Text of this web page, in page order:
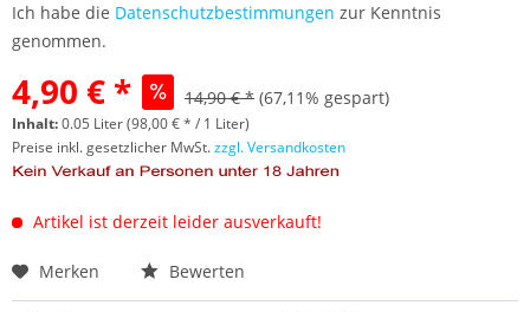
Ich habe die Datenschutzbestimmungen zur Kenntnis
genommen.
4,90 € * 14,90 € * (67,11% gespart)
Inhalt:0.05 Liter (98,00 € * / 1 Liter)
Preise inkl. gesetzlicher MwSt.zzgl. Versandkosten
Artikel ist derzeit leider ausverkauft!
Merken Bewerten